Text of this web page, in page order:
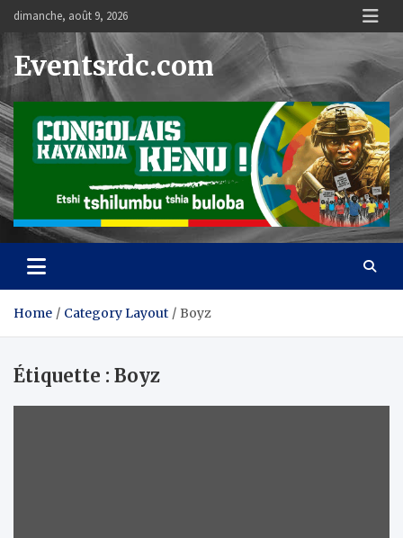
Skip
content
dimanche, août 9, 2026
Eventsrdc.com
Home Category Layout Boyz
Étiquette : Boyz